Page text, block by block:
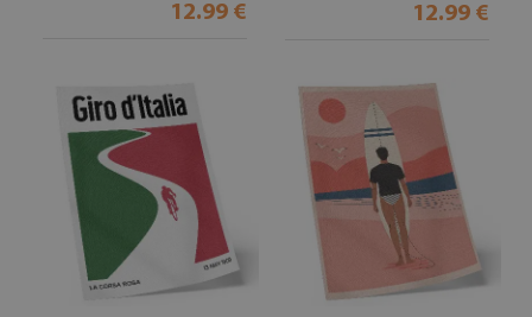
12.99 € 12.99 €